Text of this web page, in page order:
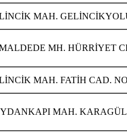
MAH.
MH. HÜRRİYET
MAH. FATİH CAD.
MAH.